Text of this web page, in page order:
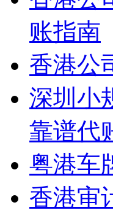
账指南
香港公
深圳小
靠谱代
粤港车
香港审